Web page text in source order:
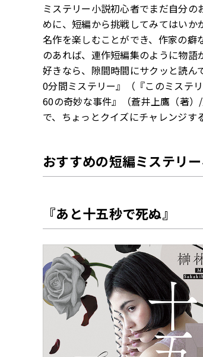
ミステリー小説初心者でまだ自分
めに、短編から挑戦してみてはい
名作を楽しむことができ、作家の癖
のあれば、連作短編集のように物
好きなら、隙間時間にサクッと読
0分間ミステリー』（『このミステ
60の奇妙な事件』（蒼井上鷹（著
で、ちょっとクイズにチャレンジす
おすすめの短編ミステリ
『あと十五秒で死ぬ』